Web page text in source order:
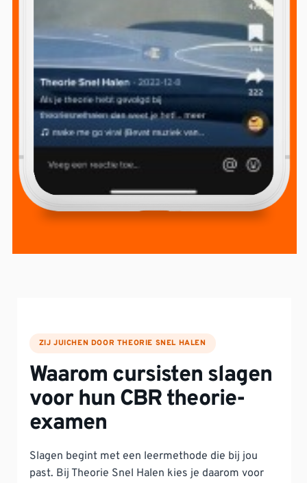
ZIJ JUICHEN DOOR THEORIE SNEL HALEN
Waarom cursisten slagen
voor hun CBR theorie-
examen
Slagen begint met een leermethode die bij jou
past. Bij Theorie Snel Halen kies je daarom voor